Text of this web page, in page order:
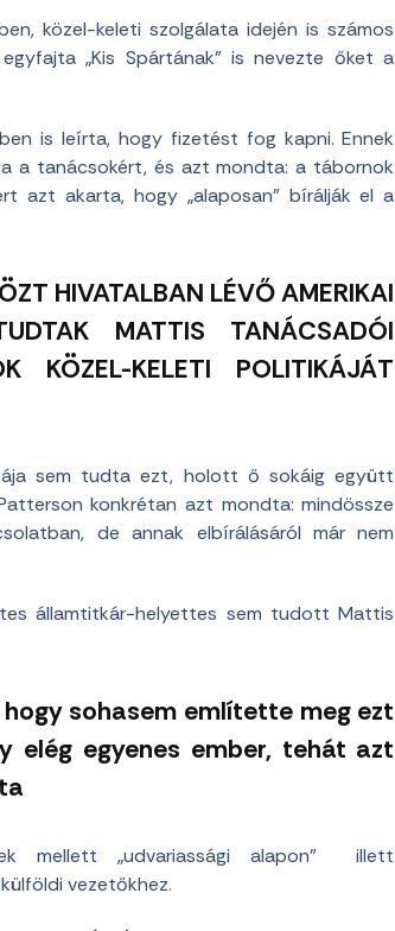
közel-keleti szolgálata idején is számos
„Kis Spártának” is nevezte őket a
is leírta, hogy fizetést fog kapni. Ennek
a tanácsokért, és azt mondta: a tábornok
azt akarta, hogy „alaposan” bírálják el a
HIVATALBAN LÉVŐ AMERIKAI
MATTIS TANÁCSADÓI
KÖZEL-KELETI POLITIKÁJÁT
sem tudta ezt, holott ő sokáig együtt
konkrétan azt mondta: mindössze
de annak elbírálásáról már nem
államtitkár-helyettes sem tudott Mattis
sohasem említette meg ezt
elég egyenes ember, tehát azt
mellett „udvariassági alapon” illett
vezetőkhez.